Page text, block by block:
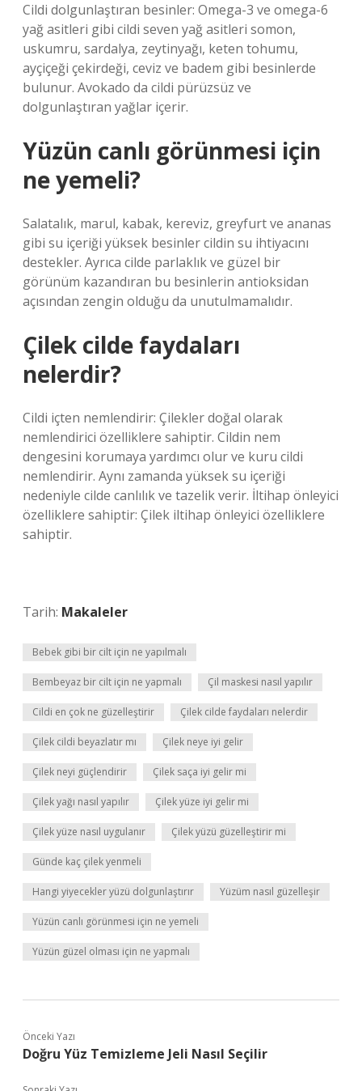
Cildi dolgunlaştıran besinler: Omega-3 ve omega-6
yağ asitleri gibi cildi seven yağ asitleri somon,
uskumru, sardalya, zeytinyağı, keten tohumu,
ayçiçeği çekirdeği, ceviz ve badem gibi besinlerde
bulunur. Avokado da cildi pürüzsüz ve
dolgunlaştıran yağlar içerir.
Yüzün canlı görünmesi için
ne yemeli?
Salatalık, marul, kabak, kereviz, greyfurt ve ananas
gibi su içeriği yüksek besinler cildin su ihtiyacını
destekler. Ayrıca cilde parlaklık ve güzel bir
görünüm kazandıran bu besinlerin antioksidan
açısından zengin olduğu da unutulmamalıdır.
Çilek cilde faydaları
nelerdir?
Cildi içten nemlendirir: Çilekler doğal olarak
nemlendirici özelliklere sahiptir. Cildin nem
dengesini korumaya yardımcı olur ve kuru cildi
nemlendirir. Aynı zamanda yüksek su içeriği
nedeniyle cilde canlılık ve tazelik verir. İltihap önleyici
özelliklere sahiptir: Çilek iltihap önleyici özelliklere
sahiptir.
Tarih: Makaleler
Bebek gibi bir cilt için ne yapılmalı
Bembeyaz bir cilt için ne yapmalı Çil maskesi nasıl yapılır
Cildi en çok ne güzelleştirir Çilek cilde faydaları nelerdir
Çilek cildi beyazlatır mı Çilek neye iyi gelir
Çilek neyi güçlendirir Çilek saça iyi gelir mi
Çilek yağı nasıl yapılır Çilek yüze iyi gelir mi
Çilek yüze nasıl uygulanır Çilek yüzü güzelleştirir mi
Günde kaç çilek yenmeli
Hangi yiyecekler yüzü dolgunlaştırır Yüzüm nasıl güzelleşir
Yüzün canlı görünmesi için ne yemeli
Yüzün güzel olması için ne yapmalı
Önceki Yazı
Doğru Yüz Temizleme Jeli Nasıl Seçilir